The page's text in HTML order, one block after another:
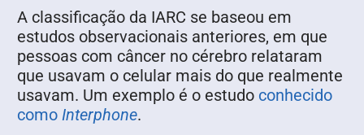
A classificação da IARC se baseou em
estudos observacionais anteriores, em que
pessoas com câncer no cérebro relataram
que usavam o celular mais do que realmente
usavam. Um exemplo é o estudo conhecido
como Interphone.